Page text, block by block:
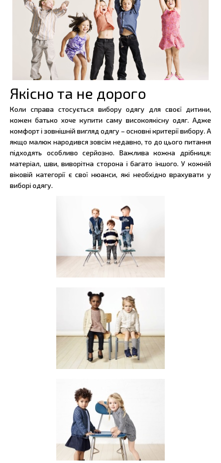
Якісно та не дорого
Коли справа стосується вибору одягу для своєї дитини,
кожен батько хоче купити саму високоякісну одяг. Адже
комфорт і зовнішній вигляд одягу – основні критерії вибору. А
якщо малюк народився зовсім недавно, то до цього питання
підходять особливо серйозно. Важлива кожна дрібниця:
матеріал, шви, виворітна сторона і багато іншого. У кожній
віковій категорії є свої нюанси, які необхідно врахувати у
виборі одягу.